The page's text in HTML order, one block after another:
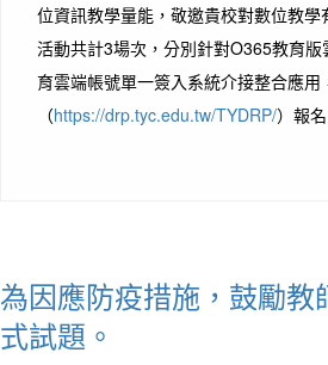
位資訊教學量能，敬邀貴校對數位教
活動共計3場次，分別針對O365教育
育雲端帳號單一簽入系統介接整合應
（https://drp.tyc.edu.tw/TYDRP/）報名
為因應防疫措施，鼓勵
式試題。